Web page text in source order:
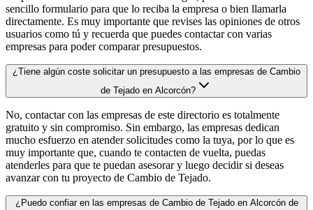
sencillo formulario para que lo reciba la empresa o bien llamarla
directamente. Es muy importante que revises las opiniones de otros
usuarios como tú y recuerda que puedes contactar con varias
empresas para poder comparar presupuestos.
¿Tiene algún coste solicitar un presupuesto a las empresas de Cambio
de Tejado en Alcorcón?
No, contactar con las empresas de este directorio es totalmente
gratuito y sin compromiso. Sin embargo, las empresas dedican
mucho esfuerzo en atender solicitudes como la tuya, por lo que es
muy importante que, cuando te contacten de vuelta, puedas
atenderles para que te puedan asesorar y luego decidir si deseas
avanzar con tu proyecto de Cambio de Tejado.
¿Puedo confiar en las empresas de Cambio de Tejado en Alcorcón de